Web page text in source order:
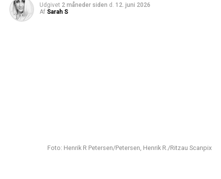
Udgivet 2 måneder siden d. 12. juni 2026
Af Sarah S
Foto: Henrik R Petersen/Petersen, Henrik R./Ritzau Scanpix